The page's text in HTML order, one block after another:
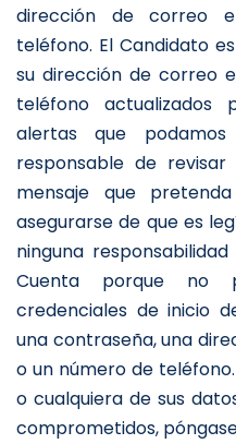
dirección de correo
teléfono. El Candidato
su dirección de correo
teléfono
alertas que
responsable de revisar
mensaje que
asegurarse de que es
ninguna
Cuenta porque no
credenciales de inicio
una contraseña, una
o un número de
o cualquiera de sus
comprometidos,